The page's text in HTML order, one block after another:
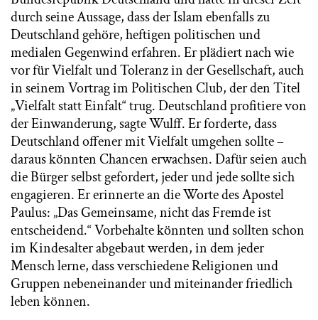
durch seine Aussage, dass der Islam ebenfalls zu
Deutschland gehöre, heftigen politischen und
medialen Gegenwind erfahren. Er plädiert nach wie
vor für Vielfalt und Toleranz in der Gesellschaft, auch
in seinem Vortrag im Politischen Club, der den Titel
„Vielfalt statt Einfalt“ trug. Deutschland profitiere von
der Einwanderung, sagte Wulff. Er forderte, dass
Deutschland offener mit Vielfalt umgehen sollte –
daraus könnten Chancen erwachsen. Dafür seien auch
die Bürger selbst gefordert, jeder und jede sollte sich
engagieren. Er erinnerte an die Worte des Apostel
Paulus: „Das Gemeinsame, nicht das Fremde ist
entscheidend.“ Vorbehalte könnten und sollten schon
im Kindesalter abgebaut werden, in dem jeder
Mensch lerne, dass verschiedene Religionen und
Gruppen nebeneinander und miteinander friedlich
leben können.